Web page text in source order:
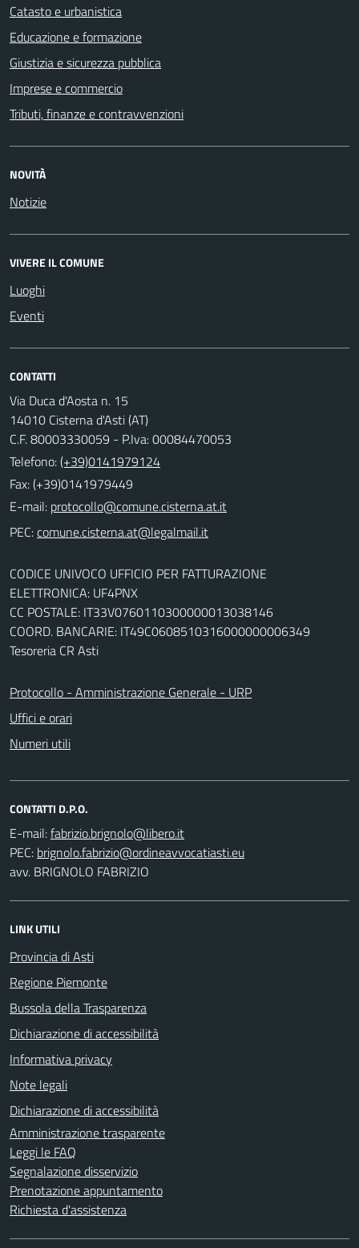
Catasto e urbanistica
Educazione e formazione
Giustizia e sicurezza pubblica
Imprese e commercio
Tributi, finanze e contravvenzioni
NOVITÀ
Notizie
VIVERE IL COMUNE
Luoghi
Eventi
CONTATTI
Via Duca d'Aosta n. 15
14010 Cisterna d'Asti (AT)
C.F. 80003330059 - P.Iva: 00084470053
Telefono:(+39)0141979124
Fax: (+39)0141979449
E-mail:
PEC:
CODICE UNIVOCO UFFICIO PER FATTURAZIONE
ELETTRONICA: UF4PNX
CC POSTALE: IT33V0760110300000013038146
COORD. BANCARIE: IT49C0608510316000000006349
Tesoreria CR Asti
Protocollo - Amministrazione Generale - URP
Uffici e orari
Numeri utili
CONTATTI D.P.O.
E-mail:
PEC:
avv. BRIGNOLO FABRIZIO
LINK UTILI
Provincia di Asti
Regione Piemonte
Bussola della Trasparenza
Dichiarazione di accessibilità
Informativa privacy
Note legali
Dichiarazione di accessibilità
Amministrazione trasparente
Leggi le FAQ
Segnalazione disservizio
Prenotazione appuntamento
Richiesta d'assistenza